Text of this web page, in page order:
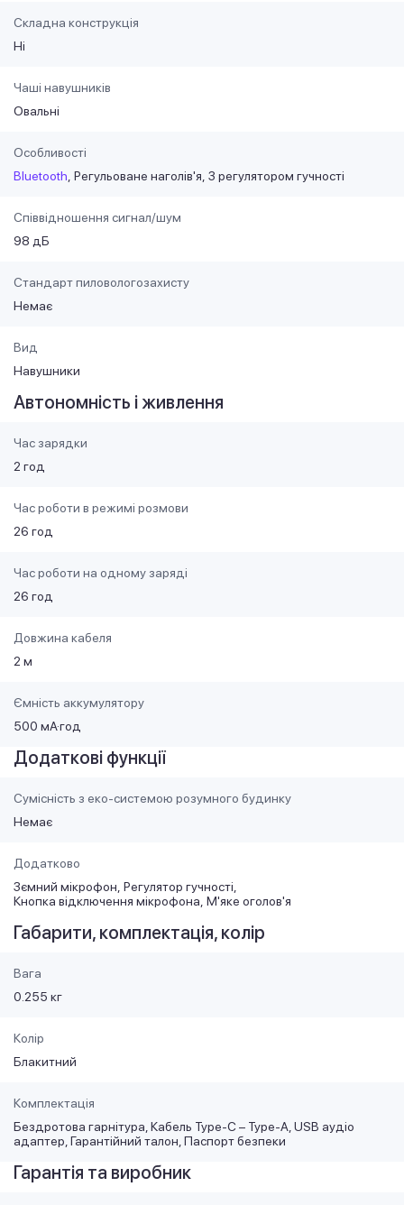
Складна конструкція
Ні
Чаші навушників
Овальні
Особливості
Bluetooth Регульоване наголів'я З регулятором гучності
Співвідношення сигнал/шум
98 дБ
Стандарт пиловологозахисту
Немає
Вид
Навушники
Автономність і живлення
Час зарядки
2 год
Час роботи в режимі розмови
26 год
Час роботи на одному заряді
26 год
Довжина кабеля
2 м
Ємність аккумулятору
500 мА·год
Додаткові функції
Сумісність з еко-системою розумного будинку
Немає
Додатково
Зємний мікрофон Регулятор гучності
Кнопка відключення мікрофона М'яке оголов'я
Габарити, комплектація, колір
Вага
0.255 кг
Колір
Блакитний
Комплектація
Бездротова гарнітура, Кабель Type-C – Type-A, USB аудіо
адаптер, Гарантійний талон, Паспорт безпеки
Гарантія та виробник